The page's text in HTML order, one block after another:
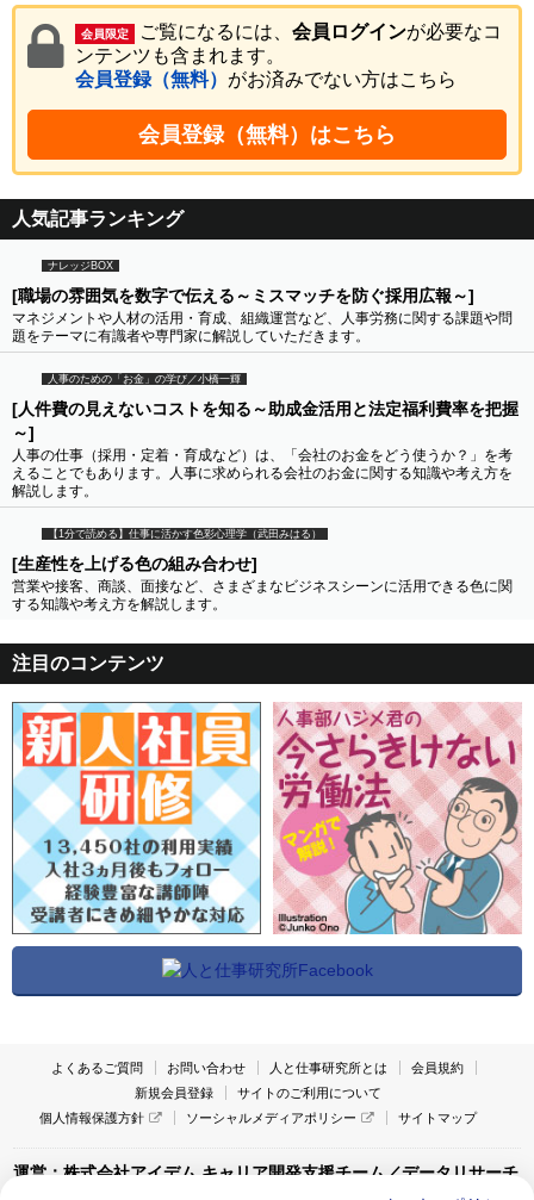
会員限定 ご覧になるには、 会員ログインが必要なコ
ンテンツも含まれます。
会員登録（無料） がお済みでない方はこちら
会員登録（無料）はこちら
人気記事ランキング
ナレッジBOX
[職場の雰囲気を数字で伝える～ミスマッチを防ぐ採用広報～]
マネジメントや人材の活用・育成、組織運営など、人事労務に関する課題や問
題をテーマに有識者や専門家に解説していただきます。
人事のための「お金」の学び／小橋一輝
[人件費の見えないコストを知る～助成金活用と法定福利費率を把握
～]
人事の仕事（採用・定着・育成など）は、「会社のお金をどう使うか？」を考
えることでもあります。人事に求められる会社のお金に関する知識や考え方を
解説します。
【1分で読める】仕事に活かす色彩心理学（武田みはる）
[生産性を上げる色の組み合わせ]
営業や接客、商談、面接など、さまざまなビジネスシーンに活用できる色に関
する知識や考え方を解説します。
注目のコンテンツ
よくあるご質問 お問い合わせ 人と仕事研究所とは
会員規約
新規会員登録
サイトのご利用について
個人情報保護方針
ソーシャルメディアポリシー サイトマップ
運営：株式会社アイデム キャリア開発支援チーム／データリサーチ